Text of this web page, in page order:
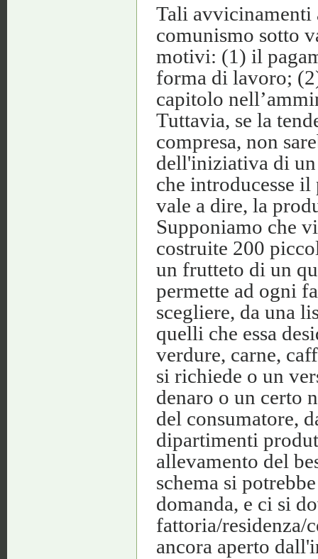
Tali avvicinamenti
comunismo sotto
motivi: (1) il
forma di lavoro;
capitolo
Tuttavia, se la
compresa, non
dell'iniziativa di
che introducesse
vale a dire, la
Supponiamo che
costruite 200
un frutteto di un
permette ad ogni
scegliere, da una
quelli che essa
verdure, carne,
si richiede o un
denaro o un certo
del consumatore,
dipartimenti
allevamento del
schema si
domanda, e ci si
fattoria/residenza/
ancora aperto